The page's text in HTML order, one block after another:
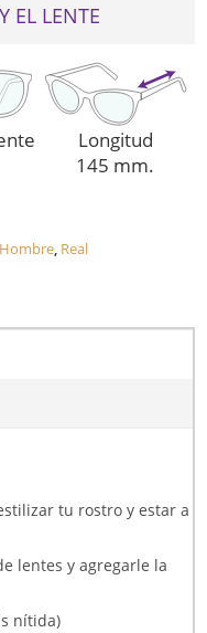
EL LENTE
Longitud
145 mm.
, Real
tu rostro y estar a
lentes y agregarle la
nítida)